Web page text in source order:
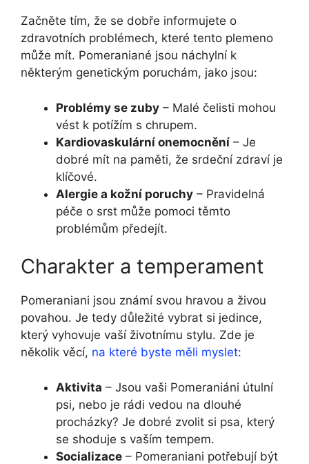
Začněte tím, že se dobře informujete o
zdravotních problémech, které tento plemeno
může mít. Pomeraniané jsou náchylní k
některým genetickým poruchám, jako jsou:
Problémy se zuby – Malé čelisti mohou
vést k potížím s chrupem.
Kardiovaskulární onemocnění – Je
dobré mít na paměti, že srdeční zdraví je
klíčové.
Alergie a kožní poruchy – Pravidelná
péče o srst může pomoci těmto
problémům předejít.
Charakter a temperament
Pomeraniani jsou známí svou hravou a živou
povahou. Je tedy důležité vybrat si jedince,
který vyhovuje vaší životnímu stylu. Zde je
několik věcí, na které byste měli myslet:
Aktivita – Jsou vaši Pomeraniáni útulní
psi, nebo je rádi vedou na dlouhé
procházky? Je dobré zvolit si psa, který
se shoduje s vaším tempem.
Socializace – Pomeraniani potřebují být